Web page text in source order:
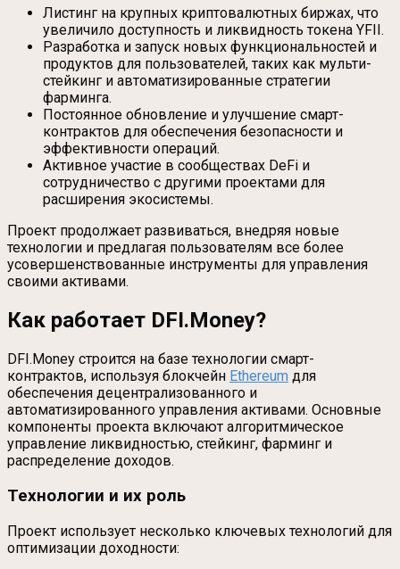
Листинг на крупных криптовалютных биржах, что
увеличило доступность и ликвидность токена YFII.
Разработка и запуск новых функциональностей и
продуктов для пользователей, таких как мульти-
стейкинг и автоматизированные стратегии
фарминга.
Постоянное обновление и улучшение смарт-
контрактов для обеспечения безопасности и
эффективности операций.
Активное участие в сообществах DeFi и
сотрудничество с другими проектами для
расширения экосистемы.
Проект продолжает развиваться, внедряя новые
технологии и предлагая пользователям все более
усовершенствованные инструменты для управления
своими активами.
Как работает DFI.Money?
DFI.Money строится на базе технологии смарт-
контрактов, используя блокчейн Ethereum для
обеспечения децентрализованного и
автоматизированного управления активами. Основные
компоненты проекта включают алгоритмическое
управление ликвидностью, стейкинг, фарминг и
распределение доходов.
Технологии и их роль
Проект использует несколько ключевых технологий для
оптимизации доходности: